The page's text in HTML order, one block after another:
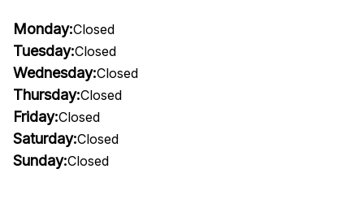
Monday:Closed
Tuesday:Closed
Wednesday:Closed
Thursday:Closed
Friday:Closed
Saturday:Closed
Sunday:Closed